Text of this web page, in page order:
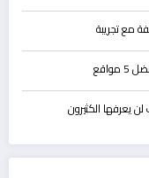
مع تجريبة
يعرفها الكثيرون